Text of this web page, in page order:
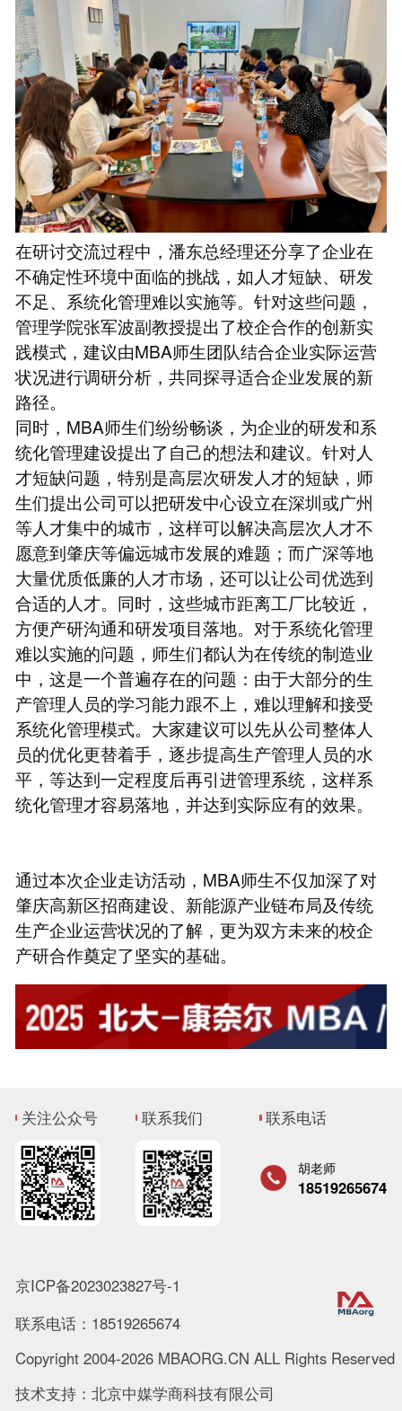
在研讨交流过程中，潘东总经理还分享了企业在
不确定性环境中面临的挑战，如人才短缺、研发
不足、系统化管理难以实施等。针对这些问题，
管理学院张军波副教授提出了校企合作的创新实
践模式，建议由MBA师生团队结合企业实际运营
状况进行调研分析，共同探寻适合企业发展的新
路径。
同时，MBA师生们纷纷畅谈，为企业的研发和系
统化管理建设提出了自己的想法和建议。针对人
才短缺问题，特别是高层次研发人才的短缺，师
生们提出公司可以把研发中心设立在深圳或广州
等人才集中的城市，这样可以解决高层次人才不
愿意到肇庆等偏远城市发展的难题；而广深等地
大量优质低廉的人才市场，还可以让公司优选到
合适的人才。同时，这些城市距离工厂比较近，
方便产研沟通和研发项目落地。对于系统化管理
难以实施的问题，师生们都认为在传统的制造业
中，这是一个普遍存在的问题：由于大部分的生
产管理人员的学习能力跟不上，难以理解和接受
系统化管理模式。大家建议可以先从公司整体人
员的优化更替着手，逐步提高生产管理人员的水
平，等达到一定程度后再引进管理系统，这样系
统化管理才容易落地，并达到实际应有的效果。
通过本次企业走访活动，MBA师生不仅加深了对
肇庆高新区招商建设、新能源产业链布局及传统
生产企业运营状况的了解，更为双方未来的校企
产研合作奠定了坚实的基础。
关注公众号 联系我们 联系电话
胡老师
18519265674
京ICP备2023023827号-1
联系电话：18519265674
Copyright 2004-2026 MBAORG.CN ALL Rights Reserved
技术支持：北京中媒学商科技有限公司